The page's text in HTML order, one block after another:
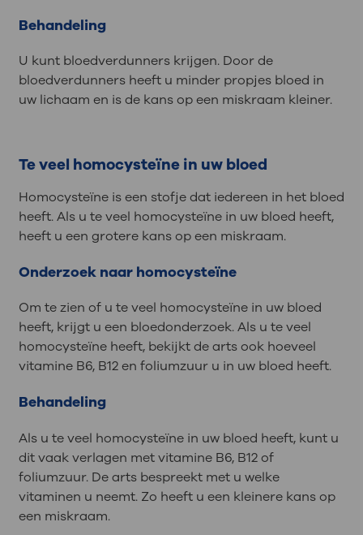
Behandeling
U kunt bloedverdunners krijgen. Door de
bloedverdunners heeft u minder propjes bloed in
uw lichaam en is de kans op een miskraam kleiner.
Te veel homocysteïne in uw bloed
Homocysteïne is een stofje dat iedereen in het bloed
heeft. Als u te veel homocysteïne in uw bloed heeft,
heeft u een grotere kans op een miskraam.
Onderzoek naar homocysteïne
Om te zien of u te veel homocysteïne in uw bloed
heeft, krijgt u een bloedonderzoek. Als u te veel
homocysteïne heeft, bekijkt de arts ook hoeveel
vitamine B6, B12 en foliumzuur u in uw bloed heeft.
Behandeling
Als u te veel homocysteïne in uw bloed heeft, kunt u
dit vaak verlagen met vitamine B6, B12 of
foliumzuur. De arts bespreekt met u welke
vitaminen u neemt. Zo heeft u een kleinere kans op
een miskraam.